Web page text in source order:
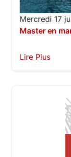
Mercredi 17
Master en
Lire Plus